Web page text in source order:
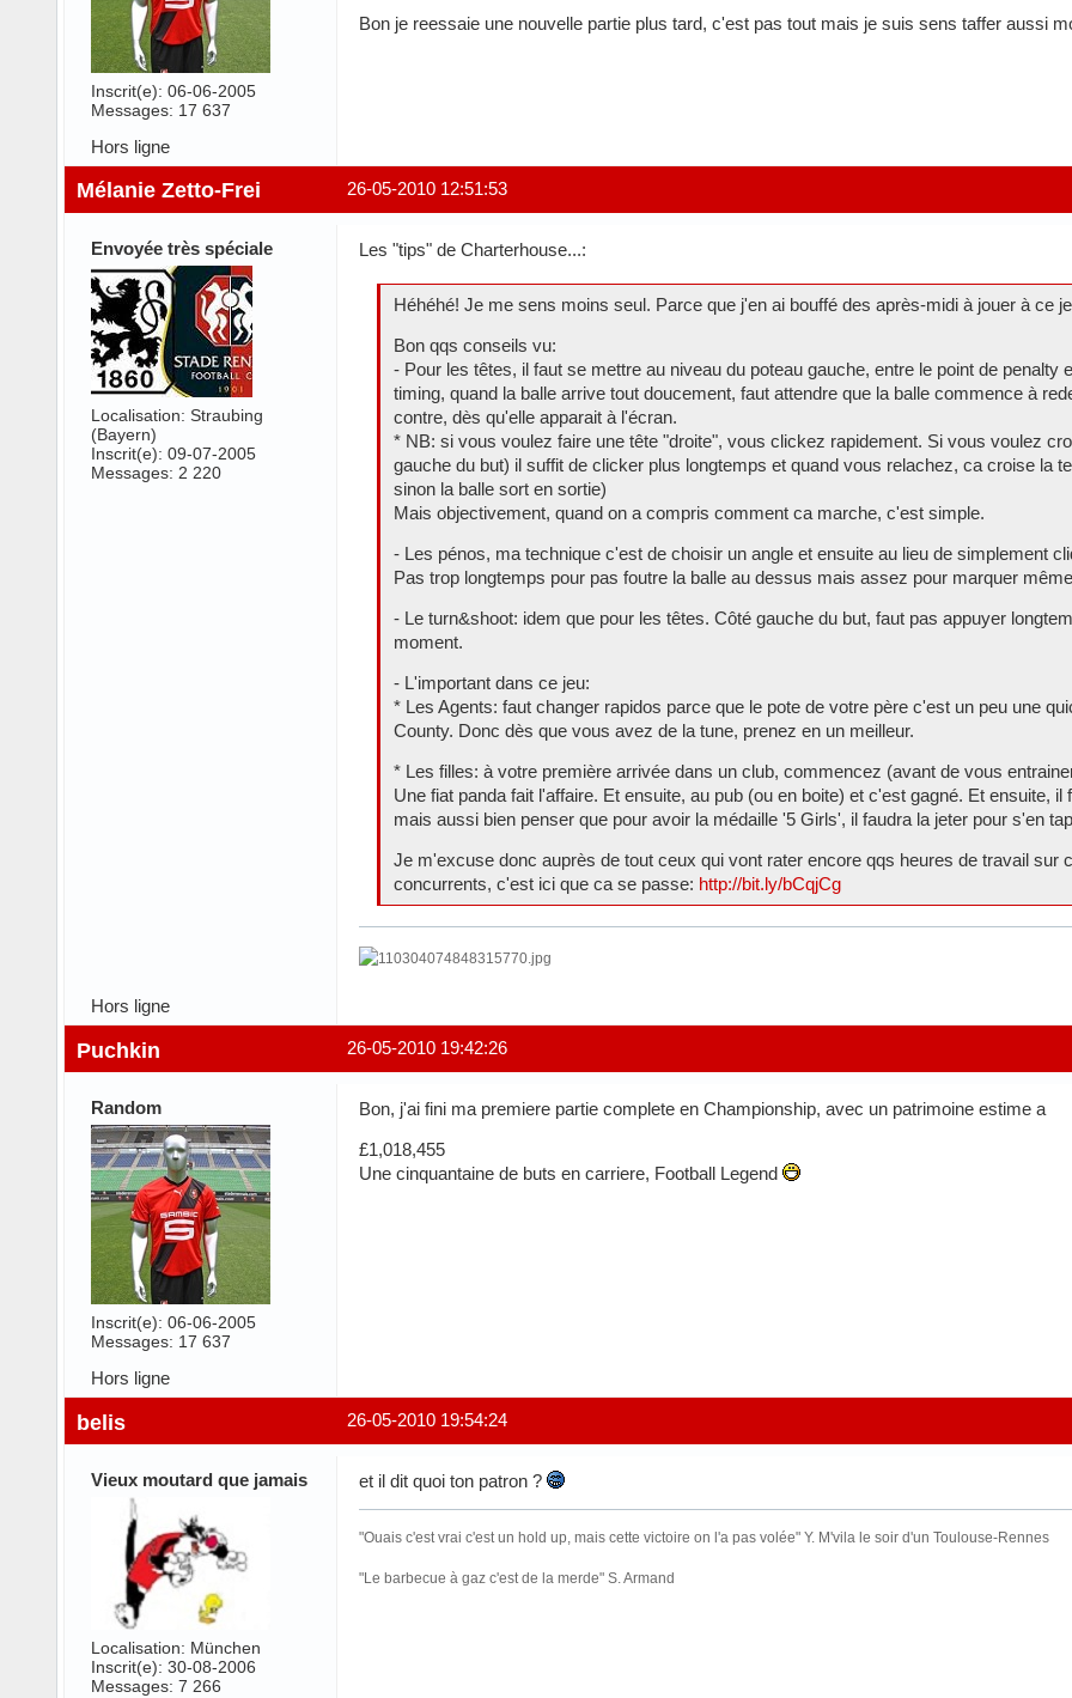
Inscrit(e): 06-06-2005
Messages: 17 637
Bon je reessaie une nouvelle partie plus tard, c'est pas tout mais je suis sens taffer aussi
Hors ligne
26-05-2010 12:51:53
Mélanie Zetto-Frei
Envoyée très spéciale
Localisation: Straubing
(Bayern)
Inscrit(e): 09-07-2005
Messages: 2 220
Les "tips" de Charterhouse...:
Héhéhé! Je me sens moins seul. Parce que j'en ai bouffé des après-midi à jouer à ce
Bon qqs conseils vu:
- Pour les têtes, il faut se mettre au niveau du poteau gauche, entre le point de penalty
timing, quand la balle arrive tout doucement, faut attendre que la balle commence à
contre, dès qu'elle apparait à l'écran.
* NB: si vous voulez faire une tête "droite", vous clickez rapidement. Si vous voulez
gauche du but) il suffit de clicker plus longtemps et quand vous relachez, ca croise la
sinon la balle sort en sortie)
Mais objectivement, quand on a compris comment ca marche, c'est simple.
- Les pénos, ma technique c'est de choisir un angle et ensuite au lieu de simplement
Pas trop longtemps pour pas foutre la balle au dessus mais assez pour marquer
- Le turn&shoot: idem que pour les têtes. Côté gauche du but, faut pas appuyer
moment.
- L'important dans ce jeu:
* Les Agents: faut changer rapidos parce que le pote de votre père c'est un peu une
County. Donc dès que vous avez de la tune, prenez en un meilleur.
* Les filles: à votre première arrivée dans un club, commencez (avant de vous
Une fiat panda fait l'affaire. Et ensuite, au pub (ou en boite) et c'est gagné. Et ensuite,
mais aussi bien penser que pour avoir la médaille '5 Girls', il faudra la jeter pour s'en
Je m'excuse donc auprès de tout ceux qui vont rater encore qqs heures de travail sur
concurrents, c'est ici que ca se passe: http://bit.ly/bCqjCg
Hors ligne
26-05-2010 19:42:26
Puchkin
Random
Inscrit(e): 06-06-2005
Messages: 17 637
Bon, j'ai fini ma premiere partie complete en Championship, avec un patrimoine estime a
£1,018,455
Une cinquantaine de buts en carriere, Football Legend
Hors ligne
26-05-2010 19:54:24
belis
Vieux moutard que jamais
Localisation: München
Inscrit(e): 30-08-2006
Messages: 7 266
et il dit quoi ton patron ?
"Ouais c'est vrai c'est un hold up, mais cette victoire on l'a pas volée" Y. M'vila le soir d'un Toulouse-Rennes
"Le barbecue à gaz c'est de la merde" S. Armand